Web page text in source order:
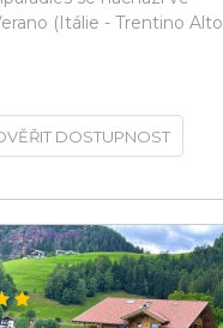
(Itálie - Trentino Alto
DOSTUPNOST